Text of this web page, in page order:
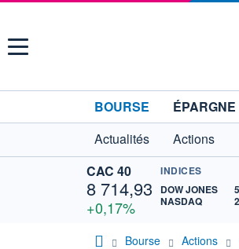
Menu
BOURSE ÉPARGNE
Actualités
Actions
CAC 40
8 714,93
+0,17%
INDICES
DOW JONES
NASDAQ
Bourse Actions